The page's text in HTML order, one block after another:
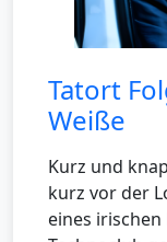
Tatort
Weiße
Kurz und
kurz vor der
eines